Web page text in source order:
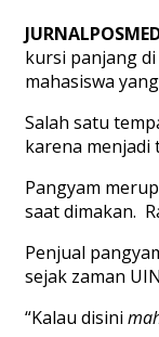
kursi panjang
mahasiswa
Salah satu
karena menjadi
Pangyam
saat dimakan.
Penjual
sejak zaman
“Kalau disini